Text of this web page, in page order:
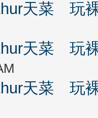
天菜 玩
天菜 玩
天菜 玩